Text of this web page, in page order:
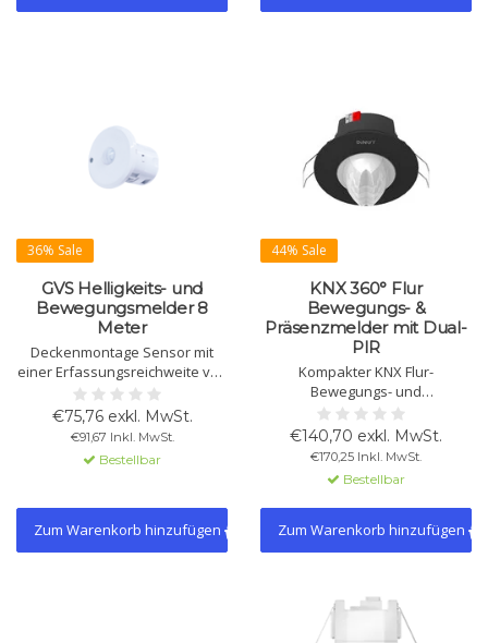
36% Sale
GVS Helligkeits- und
Bewegungsmelder 8
Meter
Deckenmontage Sensor mit
einer Erfassungsreichweite von
8m und einer maximalen
Montagehöhe von 2m. KNX-
zertifiziert, mit logischen
Funktionen und Master-Slave
Möglichkeiten. Arbeitet bei -5°C
Busspannung von 21-30V DC.
€75,76 exkl. MwSt.
€91,67 Inkl. MwSt.
Bestellbar
Zum Warenkorb hinzufügen
44% Sale
KNX 360° Flur
Bewegungs- &
Präsenzmelder mit Dual-
PIR
Kompakter KNX Flur-
Bewegungs- und
Präsenzmelder mit zwei PIR-
Sensoren, 360° Erfassung, 6
Kanälen und
Konstantlichtregelung. Ideal für
Flure und lange Durchgänge.
€140,70 exkl. MwSt.
€170,25 Inkl. MwSt.
Bestellbar
Zum Warenkorb hinzufügen